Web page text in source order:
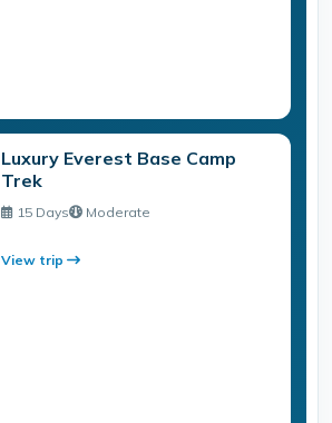
Luxury Everest Base Camp
Trek
15 Days Moderate
View trip